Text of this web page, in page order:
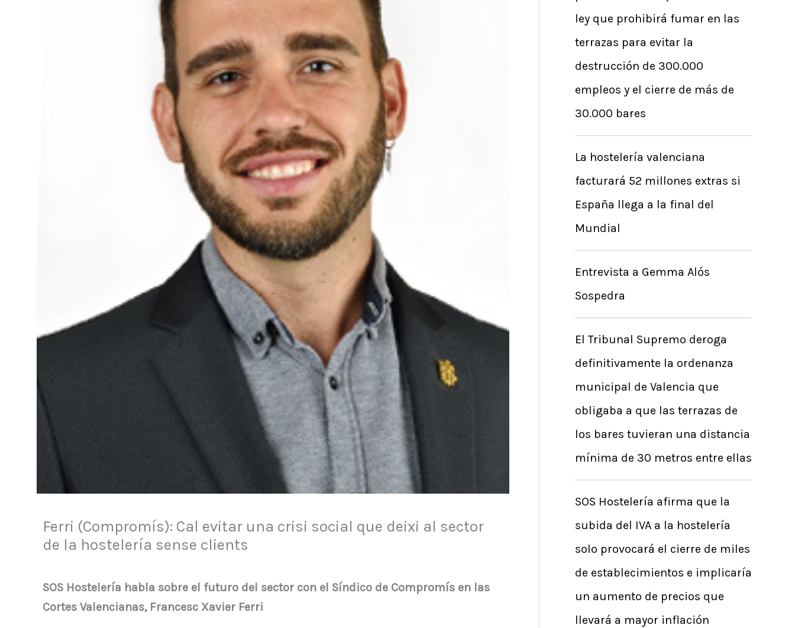
Ferri (Compromís): Cal evitar una crisi social que deixi al sector
de la hostelería sense clients
SOS Hostelería habla sobre el futuro del sector con el Síndico de Compromís en las
Cortes Valencianas, Francesc Xavier Ferri
r
p
o
r
:
ley que prohibirá fumar en las
terrazas para evitar la
destrucción de 300.000
empleos y el cierre de más de
30.000 bares
La hostelería valenciana
facturará 52 millones extras si
España llega a la final del
Mundial
Entrevista a Gemma Alós
Sospedra
El Tribunal Supremo deroga
definitivamente la ordenanza
municipal de Valencia que
obligaba a que las terrazas de
los bares tuvieran una distancia
mínima de 30 metros entre ellas
SOS Hostelería afirma que la
subida del IVA a la hostelería
solo provocará el cierre de miles
de establecimientos e implicaría
un aumento de precios que
llevará a mayor inflación